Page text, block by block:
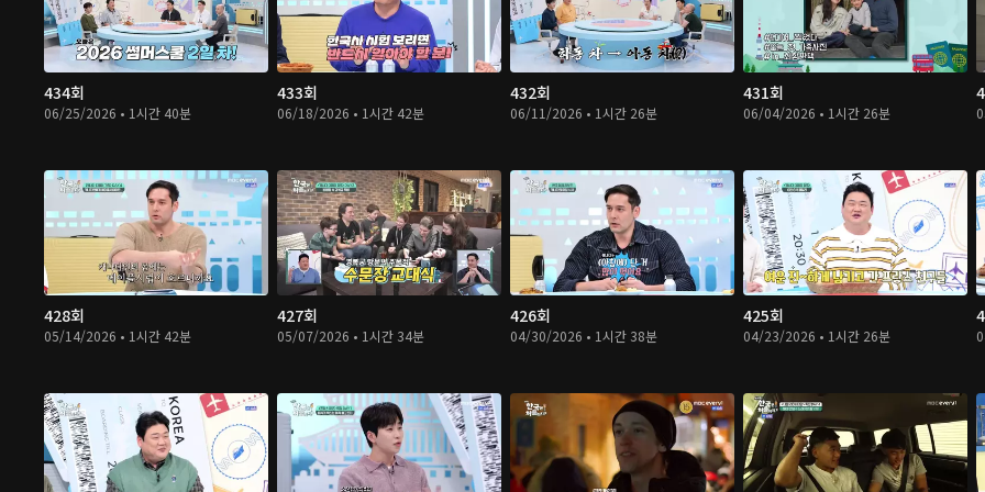
434회
06/25/2026 • 1시간 40분
433회
06/18/2026 • 1시간 42분
432회
06/11/2026 • 1시간 26분
431회
06/04/2026 • 1시간 26분
428회
05/14/2026 • 1시간 42분
427회
05/07/2026 • 1시간 34분
426회
04/30/2026 • 1시간 38분
425회
04/23/2026 • 1시간 26분